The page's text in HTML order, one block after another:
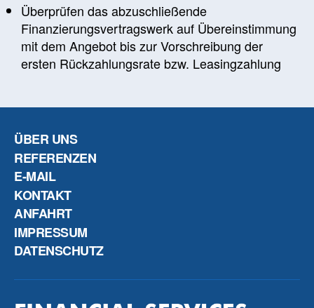
Überprüfen das abzuschließende
Finanzierungsvertragswerk auf Übereinstimmung
mit dem Angebot bis zur Vorschreibung der
ersten Rückzahlungsrate bzw. Leasingzahlung
ÜBER UNS
REFERENZEN
E-MAIL
KONTAKT
ANFAHRT
IMPRESSUM
DATENSCHUTZ